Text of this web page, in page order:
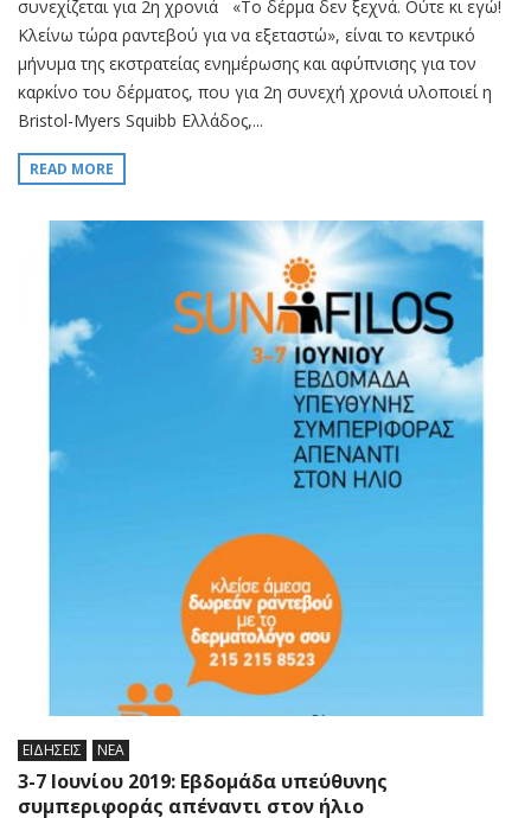
συνεχίζεται για 2η χρονιά «Το δέρμα δεν ξεχνά. Oύτε κι εγώ!
Κλείνω τώρα ραντεβού για να εξεταστώ», είναι το κεντρικό
μήνυμα της εκστρατείας ενημέρωσης και αφύπνισης για τον
καρκίνο του δέρματος, που για 2η συνεχή χρονιά υλοποιεί η
Βristol-Myers Squibb Ελλάδος,...
READ MORE
ΕΙΔΗΣΕΙΣ ΝΕΑ
3-7 Ιουνίου 2019: Εβδομάδα υπεύθυνης
συμπεριφοράς απέναντι στον ήλιο